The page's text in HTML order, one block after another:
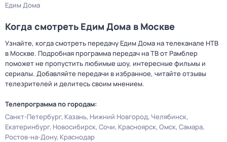
Едим Дома
Когда смотреть Едим Дома в Москве
Узнайте, когда смотреть передачу Едим Дома на телеканале НТВ
в Москве. Подробная программа передач на ТВ от Рамблер
поможет не пропустить любимые шоу, интересные фильмы и
сериалы. Добавляйте передачи в избранное, читайте отзывы
телезрителей и делитесь своим мнением.
Телепрограмма по городам:
Санкт-Петербург Казань Нижний Новгород Челябинск
Екатеринбург Новосибирск Сочи Красноярск Омск Самара
Ростов-на-Дону Краснодар